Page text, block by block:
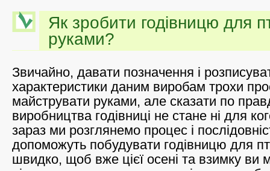
Як зробити годівницю для
руками?
Звичайно, давати позначення і
характеристики даним виробам трохи
майструвати руками, але сказати по
виробництва годівниці не стане ні для
зараз ми розглянемо процес і
допоможуть побудувати годівницю для
швидко, щоб вже цієї осені та взимку ви